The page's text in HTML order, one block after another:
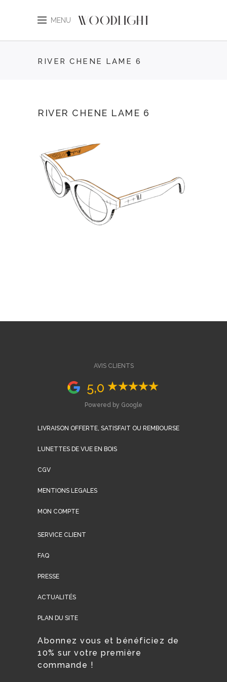
MENU
RIVER CHENE LAME 6
RIVER CHENE LAME 6
AVIS CLIENTS
5,0
Powered by Google
LIVRAISON OFFERTE, SATISFAIT OU REMBOURSE
LUNETTES DE VUE EN BOIS
CGV
MENTIONS LEGALES
MON COMPTE
SERVICE CLIENT
FAQ
PRESSE
ACTUALITÉS
PLAN DU SITE
Abonnez vous et bénéficiez de
10% sur votre première
commande !